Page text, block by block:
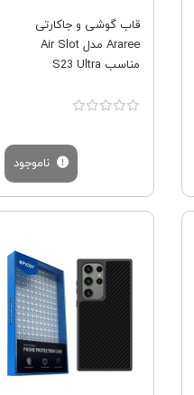
قاب گوشی و جاکارتی
Araree مدل Air Slot
مناسب S23 Ultra
ناموجود